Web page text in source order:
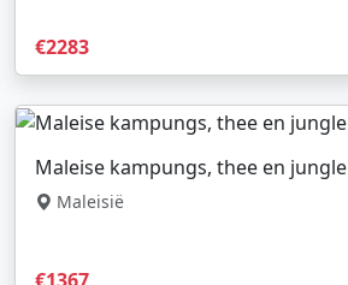
€2283
Maleise kampungs, thee en jungle
Maleisië